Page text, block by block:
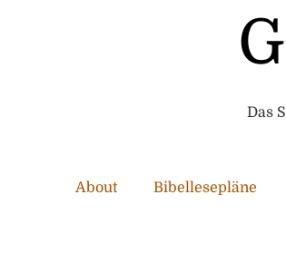
Das
About Bibellesepläne